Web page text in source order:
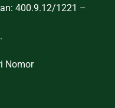
400.9.12/1221 –
Nomor